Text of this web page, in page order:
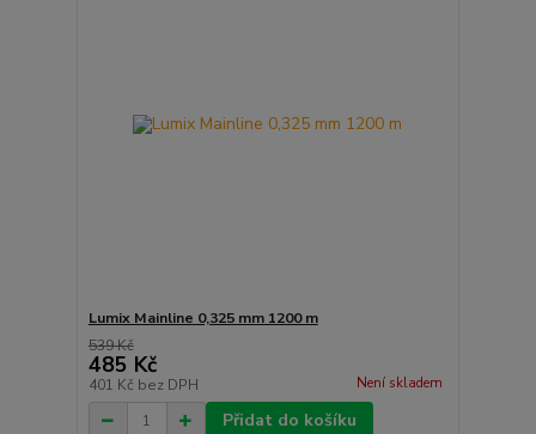
Lumix Mainline 0,325 mm 1200 m
539 Kč
485 Kč
401 Kč bez DPH Není skladem
Přidat do košíku